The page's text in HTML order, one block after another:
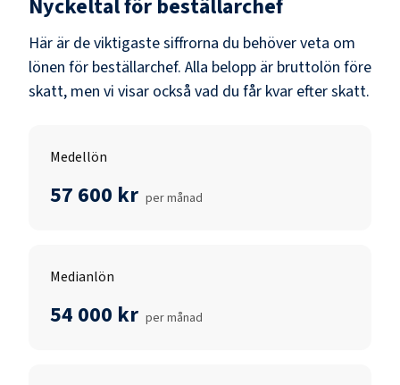
Nyckeltal för beställarchef
Här är de viktigaste siffrorna du behöver veta om
lönen för beställarchef. Alla belopp är bruttolön före
skatt, men vi visar också vad du får kvar efter skatt.
Medellön
57 600 kr per månad
Medianlön
54 000 kr per månad